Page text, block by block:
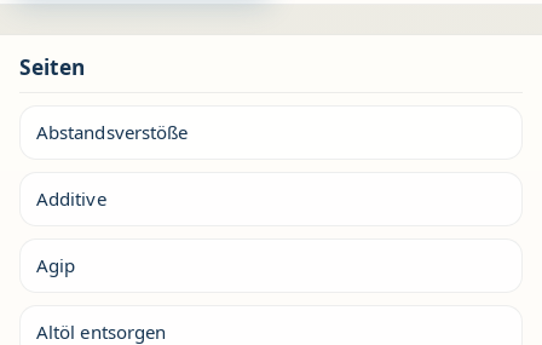
Seiten
Abstandsverstöße
Additive
Agip
Altöl entsorgen